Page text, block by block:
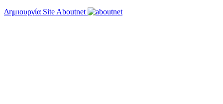
Δημιουργία Site Aboutnet